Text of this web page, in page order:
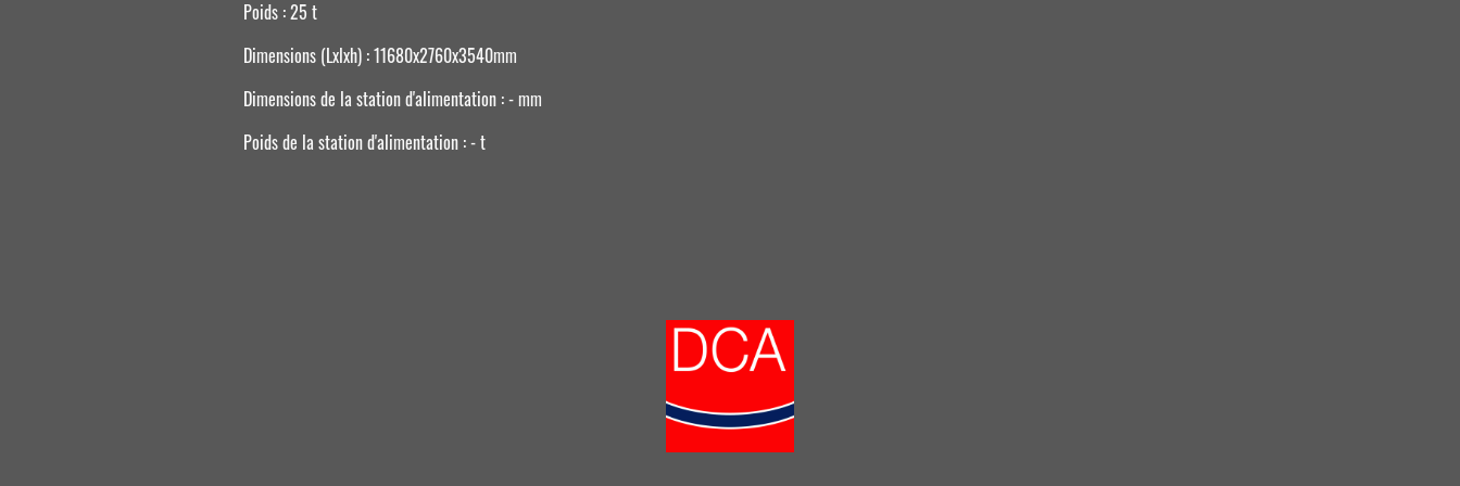
Poids : 25 t
Dimensions (Lxlxh) : 11680x2760x3540mm
Dimensions de la station d'alimentation : - mm
Poids de la station d'alimentation : - t